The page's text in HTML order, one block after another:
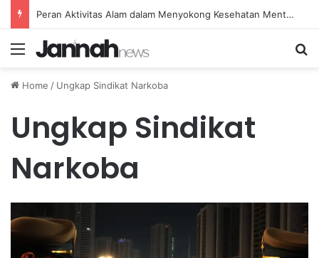
Peran Aktivitas Alam dalam Menyokong Kesehatan Mental dan Menenangkan Pikiran di Masa Sulit
Menu
Home / Ungkap Sindikat Narkoba
Ungkap Sindikat
Narkoba